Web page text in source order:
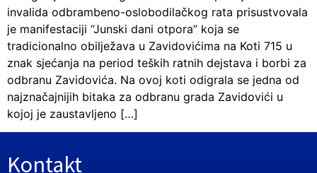
invalida odbrambeno-oslobodilačkog rata prisustvovala
je manifestaciji “Junski dani otpora” koja se
tradicionalno obilježava u Zavidovićima na Koti 715 u
znak sjećanja na period teških ratnih dejstava i borbi za
odbranu Zavidovića. Na ovoj koti odigrala se jedna od
najznačajnijih bitaka za odbranu grada Zavidovići u
kojoj je zaustavljeno […]
Kontakt